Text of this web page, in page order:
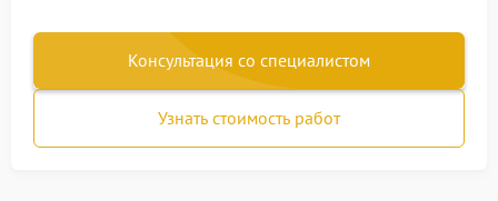
Консультация со специалистом
Узнать стоимость работ